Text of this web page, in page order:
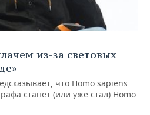
из-за световых
что Homo sapiens
станет (или уже стал) Homo